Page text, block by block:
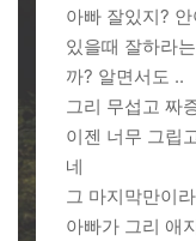
아빠 잘있지?
있을때 잘하라
까? 알면서도 ..
그리 무섭고 짜
이젠 너무 그립
네
그 마지막만이
아빠가 그리 애